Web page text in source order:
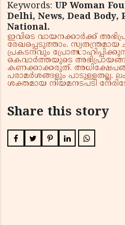
Keywords: UP Woman
Delhi, News, Dead Body,
National.
ഇവിടെ വായനക്കാർക്ക്
രേഖപ്പെടുത്താം. സ്വതന്ത്രമായ
പ്രകടനവും
കെവാർത്തയുടെ
കണക്കാക്കരുത്.
പരാമർശങ്ങളും പാടുള്ളതല്ല.
ശക്തമായ നിയമനടപടി
Share this story